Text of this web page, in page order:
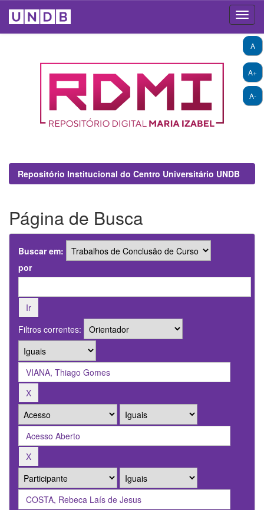
A+
A-
A
Repositório Institucional do Centro Universitário UNDB
Página de Busca
Buscar em:
por
Filtros correntes: